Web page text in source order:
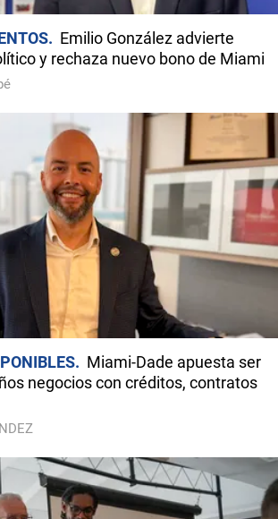
Emilio González advierte
y rechaza nuevo bono de Miami
Miami-Dade apuesta ser
negocios con créditos, contratos